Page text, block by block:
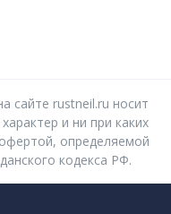
сайте rustneil.ru носит
и ни при каких
определяемой
кодекса РФ.